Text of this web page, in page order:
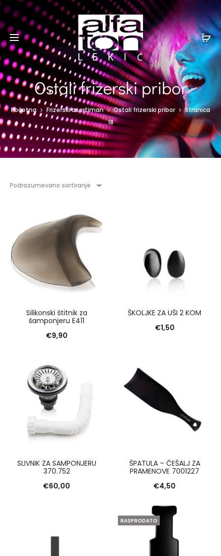
Ostali frizerski pribor
Početna Frizerski asortiman Ostali frizerski pribor
Stranica
18
Podrazumevano sortiranje
Silikonski štitnik za
šamponjeru E411
€9,90
ŠKOLJKE ZA UŠI 2 KOM
€1,50
SLIVNIK ZA SAMPONJERU
370.752
€60,00
ŠPATULA – ČEŠALJ ZA
PRAMENOVE 7001227
€4,50
RASPRODATO